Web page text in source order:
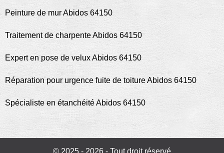
Peinture de mur Abidos 64150
Traitement de charpente Abidos 64150
Expert en pose de velux Abidos 64150
Réparation pour urgence fuite de toiture Abidos 64150
Spécialiste en étanchéité Abidos 64150
© 2025 - 2026 - Tout droit réservé